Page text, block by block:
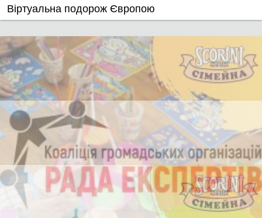
Віртуальна подорож Європою